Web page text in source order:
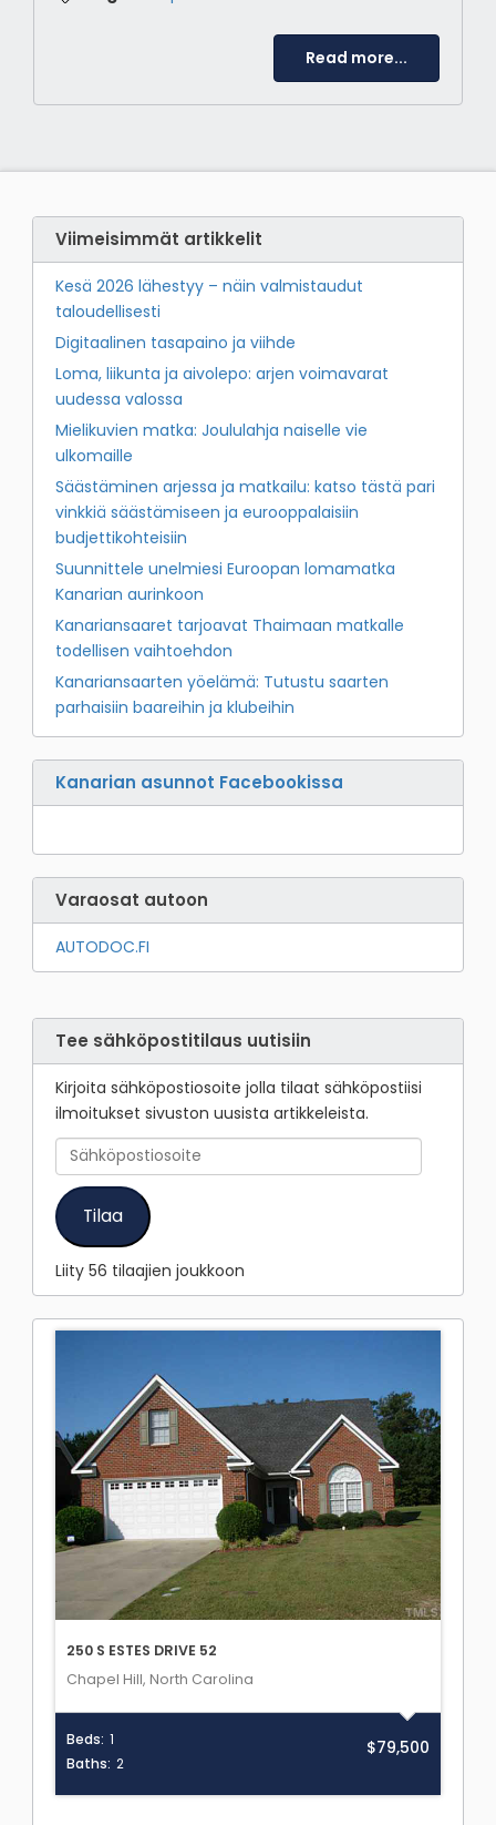
Read more...
Viimeisimmät artikkelit
Kesä 2026 lähestyy – näin valmistaudut
taloudellisesti
Digitaalinen tasapaino ja viihde
Loma, liikunta ja aivolepo: arjen voimavarat
uudessa valossa
Mielikuvien matka: Joululahja naiselle vie
ulkomaille
Säästäminen arjessa ja matkailu: katso tästä pari
vinkkiä säästämiseen ja eurooppalaisiin
budjettikohteisiin
Suunnittele unelmiesi Euroopan lomamatka
Kanarian aurinkoon
Kanariansaaret tarjoavat Thaimaan matkalle
todellisen vaihtoehdon
Kanariansaarten yöelämä: Tutustu saarten
parhaisiin baareihin ja klubeihin
Kanarian asunnot Facebookissa
Varaosat autoon
AUTODOC.FI
Tee sähköpostitilaus uutisiin
Kirjoita sähköpostiosoite jolla tilaat sähköpostiisi
ilmoitukset sivuston uusista artikkeleista.
Sähköpostiosoite
Tilaa
Liity 56 tilaajien joukkoon
250 S ESTES DRIVE 52
Chapel Hill, North Carolina
Beds: 1
Baths: 2
$79,500